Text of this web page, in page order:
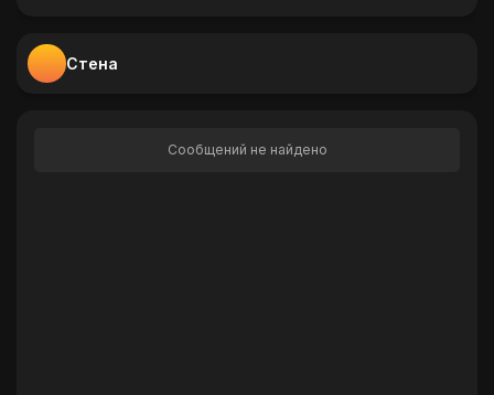
Стена
Сообщений не найдено